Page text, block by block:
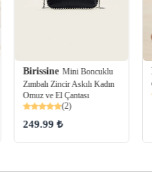
Birissine Mini Boncuklu
Zımbalı Zincir Askılı Kadın
Omuz ve El Çantası
(2)
249.99 ₺